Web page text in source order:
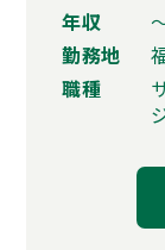
年収
勤務地
職種